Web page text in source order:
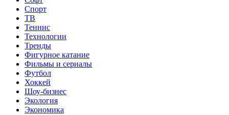
Спорт
ТВ
Теннис
Технологии
Тренды
Фигурное катание
Фильмы и сериалы
Футбол
Хоккей
Шоу-бизнес
Экология
Экономика